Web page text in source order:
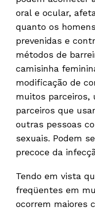
oral e ocular,
quanto os
prevenidas e
métodos de
camisinha
modificação de
muitos parceiros,
parceiros que
outras pessoas
sexuais. Podem
precoce da
Tendo em vista
freqüentes em
ocorrem maiores